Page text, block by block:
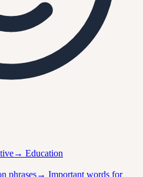
→ Education
phrases→ Important words for